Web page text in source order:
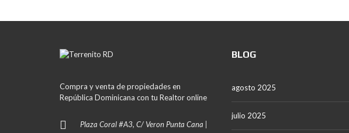
Compra y venta de propiedades en
República Dominicana con tu Realtor online
Plaza Coral #A3, C/ Veron Punta Cana |
BLOG
agosto 2025
julio 2025